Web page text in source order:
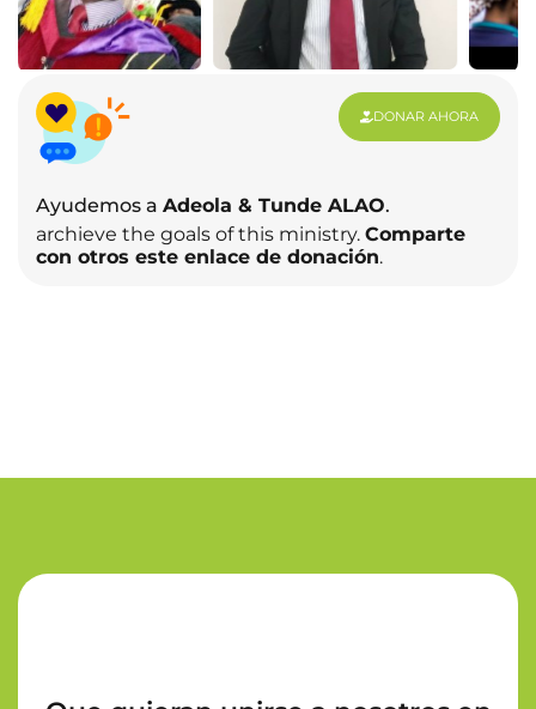
Ayudemos a Adeola & Tunde ALAO.
archieve the goals of this ministry. Comparte
con otros este enlace de donación.
DONAR AHORA